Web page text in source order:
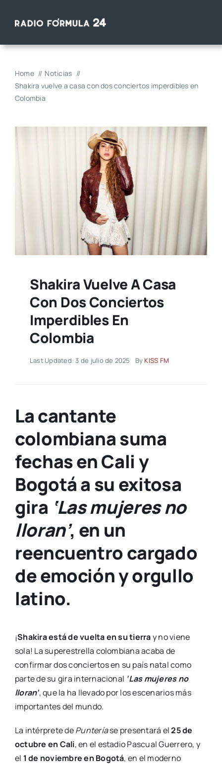
Home
Noticias
Shakira vuelve a casa con dos conciertos imperdibles en
Colombia
Shakira Vuelve A Casa
Con Dos Conciertos
Imperdibles En
Colombia
Last Updated: 3 de julio de 2025 By KISS FM
La cantante
colombiana suma
fechas en Cali y
Bogotá a su exitosa
gira ‘Las mujeres no
lloran’, en un
reencuentro cargado
de emoción y orgullo
latino.
¡Shakira está de vuelta en su tierray no viene
sola! La superestrella colombiana acaba de
confirmar dos conciertos en su país natal como
parte de su gira internacional ‘Las mujeres no
lloran’, que la ha llevado por los escenarios más
importantes del mundo.
La intérprete dePunteríase presentará el25 de
octubre en Cali, en el estadio Pascual Guerrero, y
el 1 de noviembre en Bogotá, en el moderno